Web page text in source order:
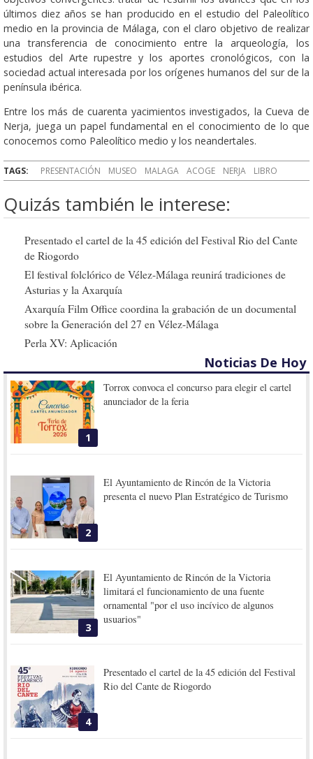
últimos diez años se han producido en el estudio del Paleolítico
medio en la provincia de Málaga, con el claro objetivo de realizar
una transferencia de conocimiento entre la arqueología, los
estudios del Arte rupestre y los aportes cronológicos, con la
sociedad actual interesada por los orígenes humanos del sur de la
península ibérica.
Entre los más de cuarenta yacimientos investigados, la Cueva de
Nerja, juega un papel fundamental en el conocimiento de lo que
conocemos como Paleolítico medio y los neandertales.
TAGS: PRESENTACIÓN MUSEO MALAGA ACOGE NERJA LIBRO
Quizás también le interese:
Presentado el cartel de la 45 edición del Festival Rio del Cante
de Riogordo
El festival folclórico de Vélez-Málaga reunirá tradiciones de
Asturias y la Axarquía
Axarquía Film Office coordina la grabación de un documental
sobre la Generación del 27 en Vélez-Málaga
Perla XV: Aplicación
Noticias De Hoy
1
Torrox convoca el concurso para elegir el cartel
anunciador de la feria
2
El Ayuntamiento de Rincón de la Victoria
presenta el nuevo Plan Estratégico de Turismo
3
El Ayuntamiento de Rincón de la Victoria
limitará el funcionamiento de una fuente
ornamental "por el uso incívico de algunos
usuarios"
4
Presentado el cartel de la 45 edición del Festival
Rio del Cante de Riogordo